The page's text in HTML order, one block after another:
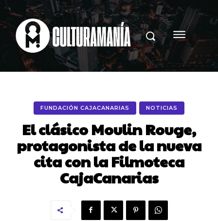
FUNDACIÓN CAJACANARIAS NOTICIAS
El clásico Moulin Rouge,
protagonista de la nueva
cita con la Filmoteca
CajaCanarias